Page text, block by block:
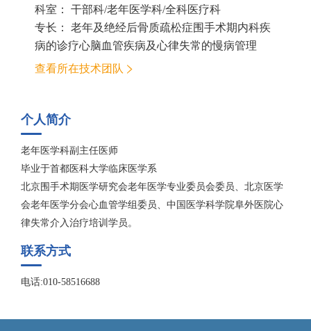
科室： 干部科/老年医学科/全科医疗科
专长： 老年及绝经后骨质疏松症围手术期内科疾
病的诊疗心脑血管疾病及心律失常的慢病管理
查看所在技术团队
个人简介
老年医学科副主任医师
毕业于首都医科大学临床医学系
北京围手术期医学研究会老年医学专业委员会委员、北京医学
会老年医学分会心血管学组委员、中国医学科学院阜外医院心
律失常介入治疗培训学员。
联系方式
电话:010-58516688